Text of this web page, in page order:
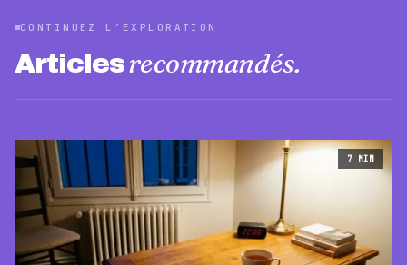
CONTINUEZ L’EXPLORATION
Articlesrecommandés.
7 MIN